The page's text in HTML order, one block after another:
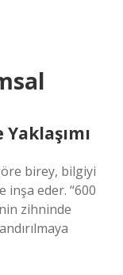
birey, bilgiyi
inşa eder. “600
zihninde